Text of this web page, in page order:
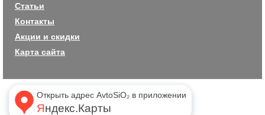
Статьи
Контакты
Акции и скидки
Карта сайта
Открыть адрес AvtoSiO₂ в приложении
Яндекс.Карты